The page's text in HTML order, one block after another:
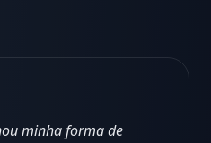
minha forma de